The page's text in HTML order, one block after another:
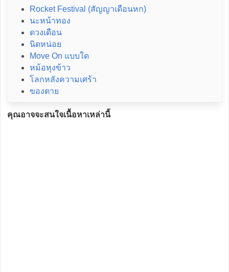
Rocket Festival (สัญญาเดือนหก)
นะหน้าทอง
ดวงเดือน
นิดหน่อย
Move On แบบใด
หม้อหุงข้าว
โลกหลังความเศร้า
ของตาย
คุณอาจจะสนใจเนื้อหาเหล่านี้